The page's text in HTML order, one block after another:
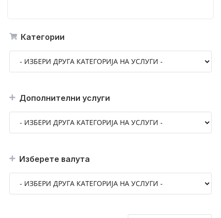
Категории
Дополнителни услуги
Изберете валута